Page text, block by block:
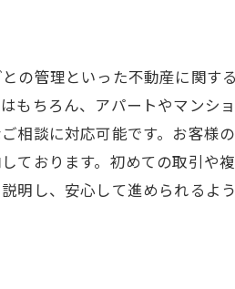
の管理といった不動産に関す
もちろん、アパートやマンシ
相談に対応可能です。お客様
ております。初めての取引や
明し、安心して進められるよ